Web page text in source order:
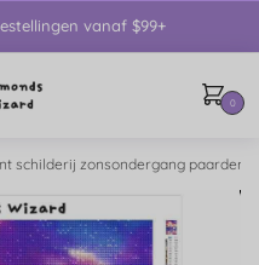
vanaf $99+
0
schilderij zonsondergang paarden